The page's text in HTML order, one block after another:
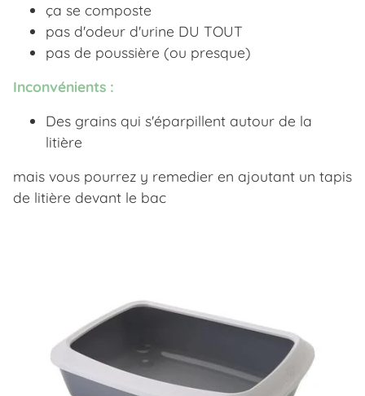
ça se composte
pas d'odeur d'urine DU TOUT
pas de poussière (ou presque)
Inconvénients :
Des grains qui s'éparpillent autour de la
litière
mais vous pourrez y remedier en ajoutant un tapis
de litière devant le bac